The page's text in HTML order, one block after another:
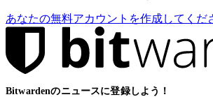
あなたの無料アカウントを作成してくだ
Bitwardenのニュースに登録しよう！